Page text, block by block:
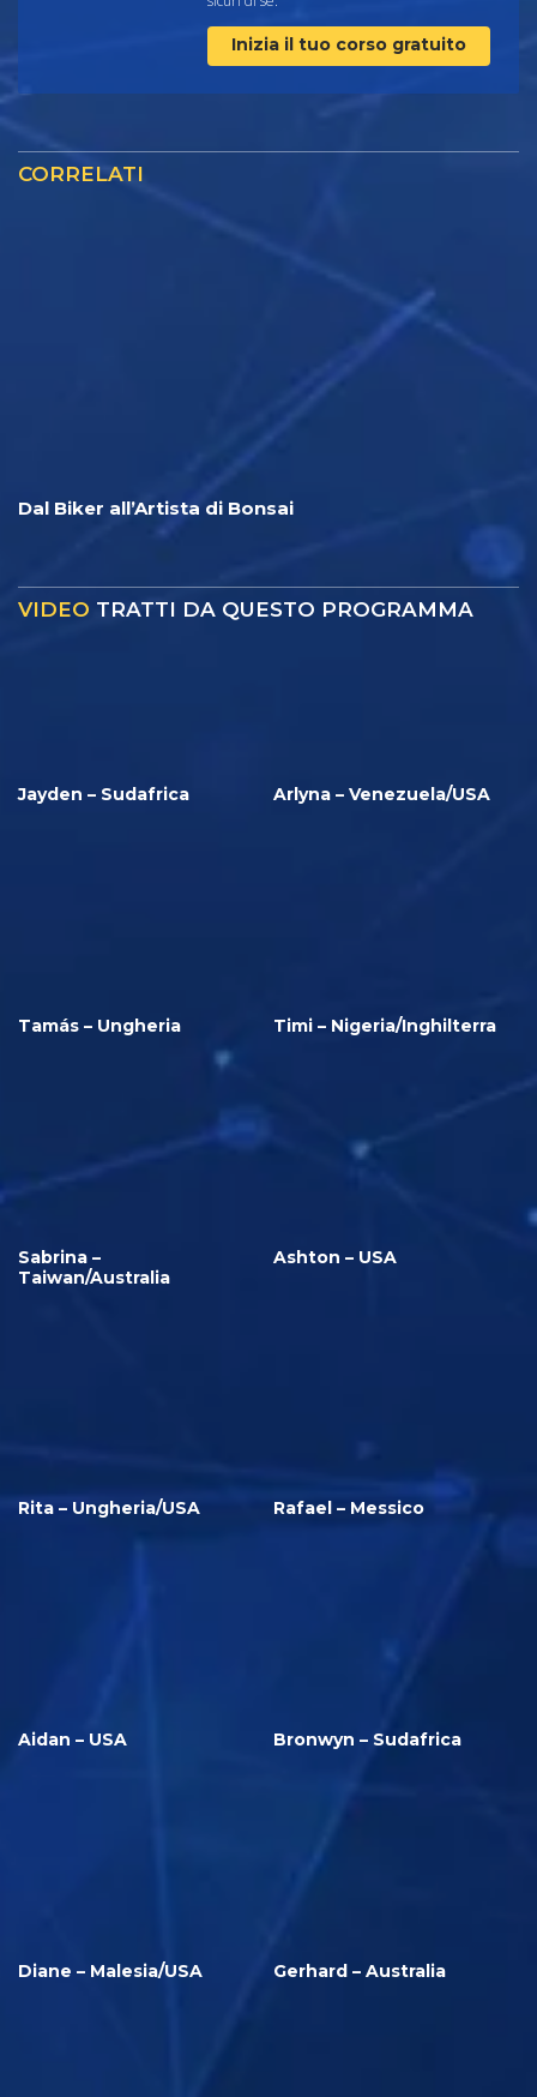
Inizia il tuo corso gratuito
CORRELATI
Dal Biker all’Artista di Bonsai
VIDEO TRATTI DA QUESTO PROGRAMMA
Jayden – Sudafrica Arlyna – Venezuela/USA
Tamás – Ungheria Timi – Nigeria/Inghilterra
Sabrina –
Taiwan/Australia
Ashton – USA
Rita – Ungheria/USA Rafael – Messico
Aidan – USA Bronwyn – Sudafrica
Diane – Malesia/USA Gerhard – Australia